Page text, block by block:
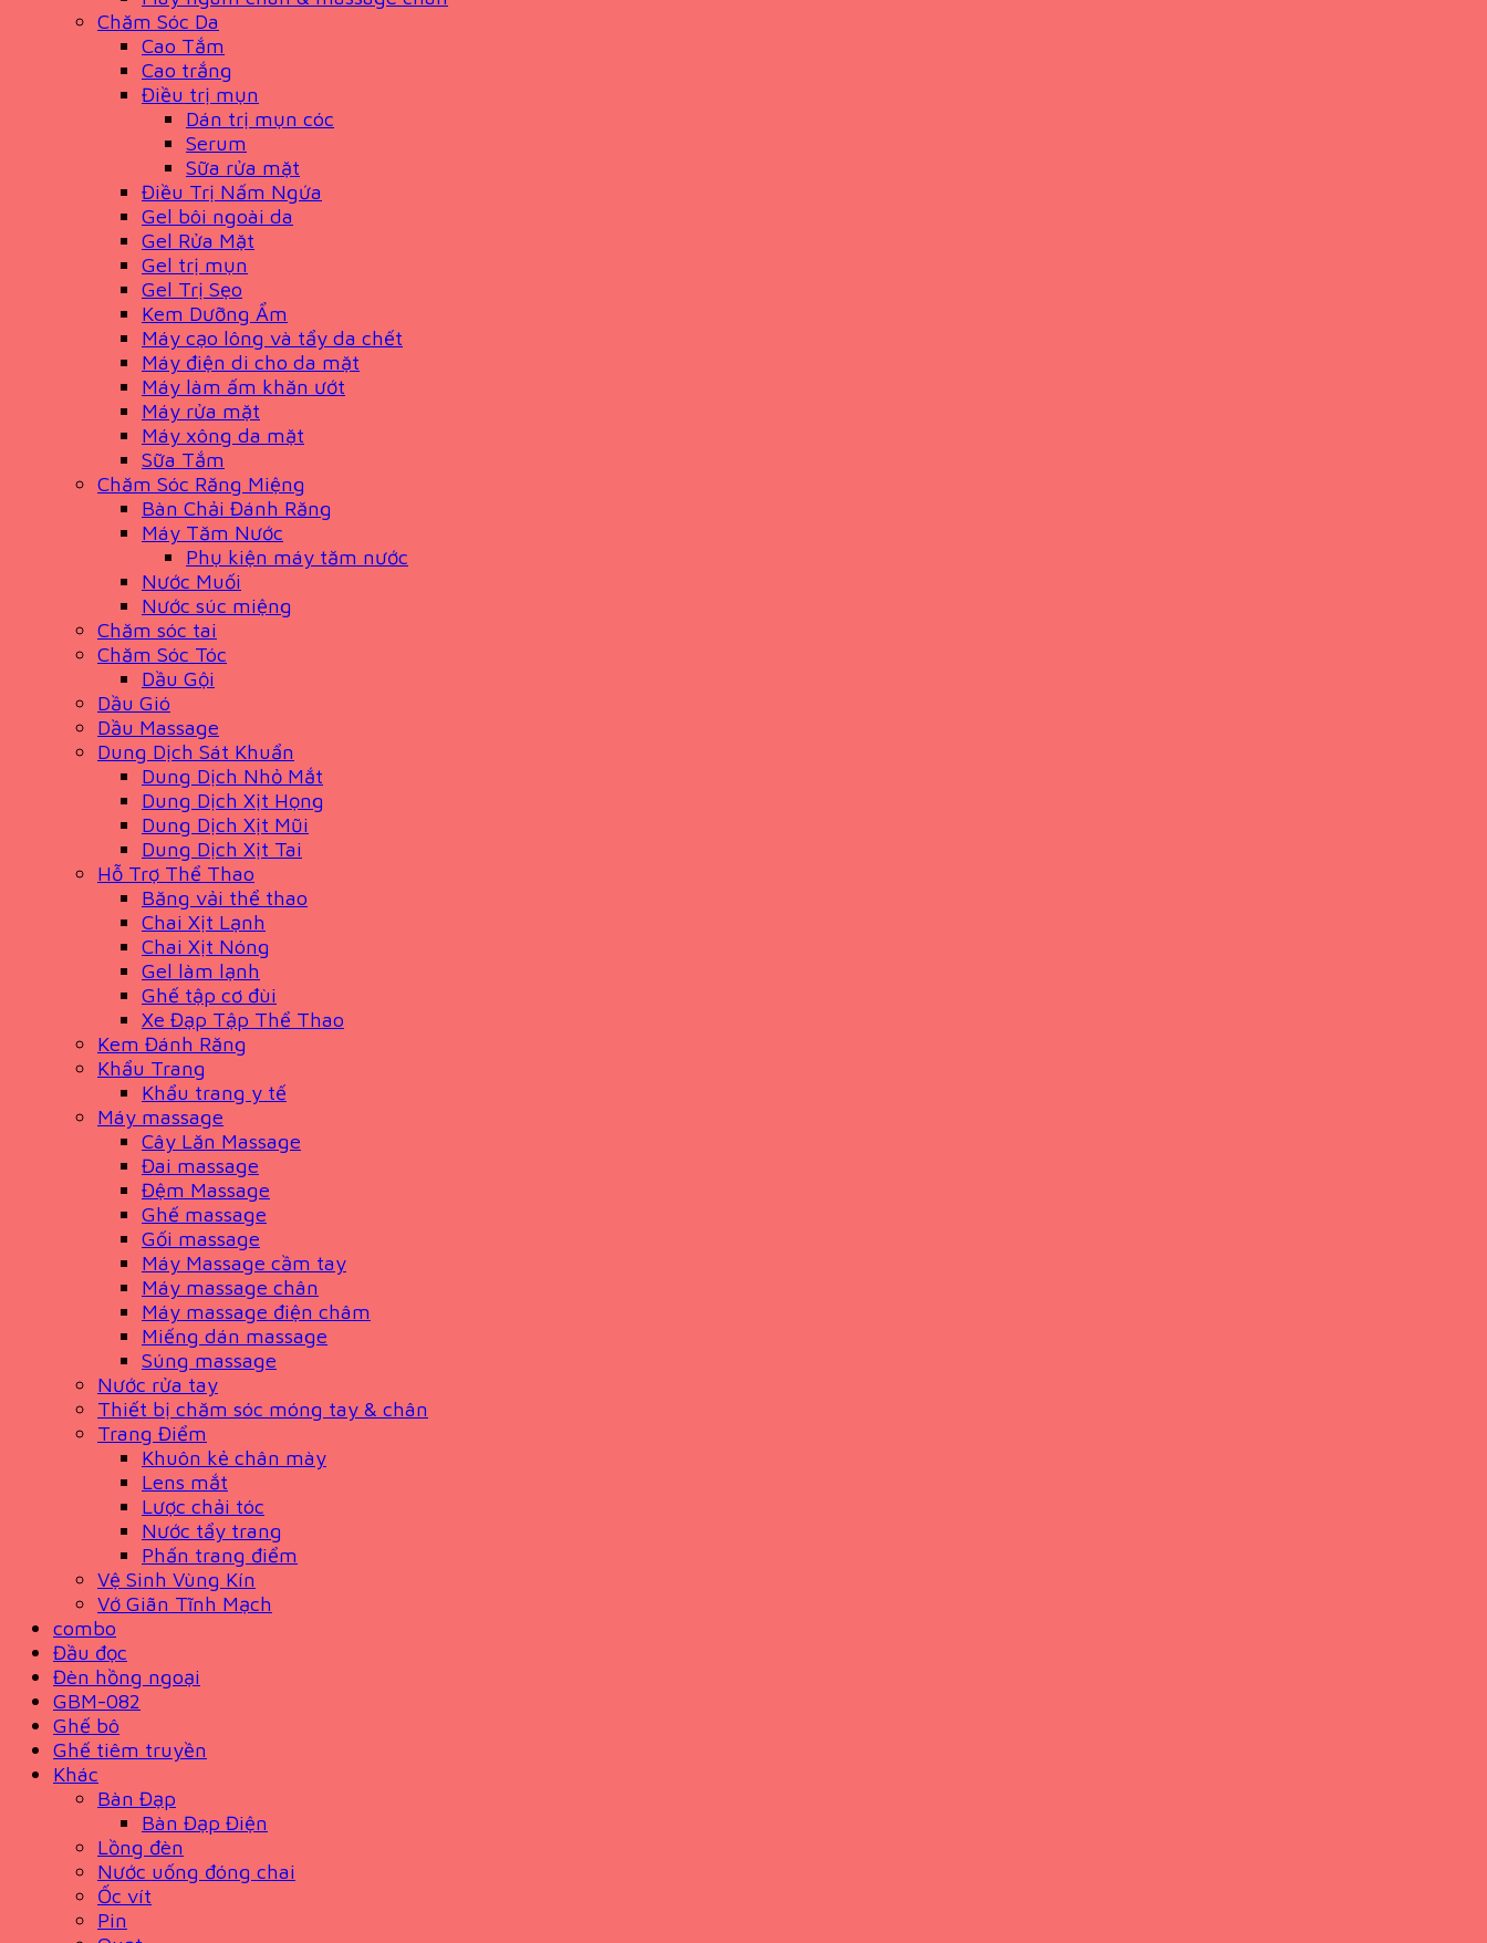
Chăm Sóc Da
Cao Tắm
Cao trắng
Điều trị mụn
Dán trị mụn cóc
Serum
Sữa rửa mặt
Điều Trị Nấm Ngứa
Gel bôi ngoài da
Gel Rửa Mặt
Gel trị mụn
Gel Trị Sẹo
Kem Dưỡng Ẩm
Máy cạo lông và tẩy da chết
Máy điện di cho da mặt
Máy làm ấm khăn ướt
Máy rửa mặt
Máy xông da mặt
Sữa Tắm
Chăm Sóc Răng Miệng
Bàn Chải Đánh Răng
Máy Tăm Nước
Phụ kiện máy tăm nước
Nước Muối
Nước súc miệng
Chăm sóc tai
Chăm Sóc Tóc
Dầu Gội
Dầu Gió
Dầu Massage
Dung Dịch Sát Khuẩn
Dung Dịch Nhỏ Mắt
Dung Dịch Xịt Họng
Dung Dịch Xịt Mũi
Dung Dịch Xịt Tai
Hỗ Trợ Thể Thao
Băng vải thể thao
Chai Xịt Lạnh
Chai Xịt Nóng
Gel làm lạnh
Ghế tập cơ đùi
Xe Đạp Tập Thể Thao
Kem Đánh Răng
Khẩu Trang
Khẩu trang y tế
Máy massage
Cây Lăn Massage
Đai massage
Đệm Massage
Ghế massage
Gối massage
Máy Massage cầm tay
Máy massage chân
Máy massage điện châm
Miếng dán massage
Súng massage
Nước rửa tay
Thiết bị chăm sóc móng tay & chân
Trang Điểm
Khuôn kẻ chân mày
Lens mắt
Lược chải tóc
Nước tẩy trang
Phấn trang điểm
Vệ Sinh Vùng Kín
Vớ Giãn Tĩnh Mạch
combo
Đầu đọc
Đèn hồng ngoại
GBM-082
Ghế bô
Ghế tiêm truyền
Khác
Bàn Đạp
Bàn Đạp Điện
Lồng đèn
Nước uống đóng chai
Ốc vít
Pin